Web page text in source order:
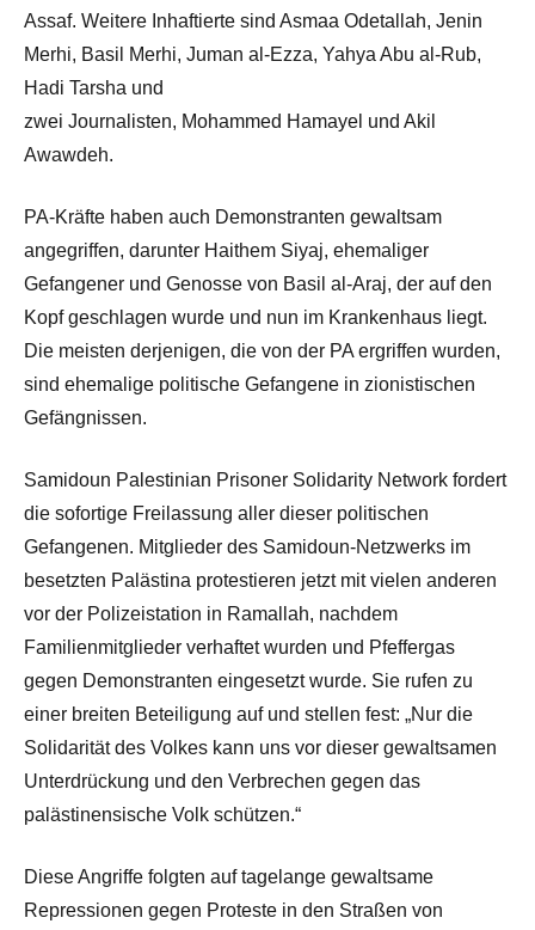
Assaf. Weitere Inhaftierte sind Asmaa Odetallah, Jenin
Merhi, Basil Merhi, Juman al-Ezza, Yahya Abu al-Rub,
Hadi Tarsha und
zwei Journalisten, Mohammed Hamayel und Akil
Awawdeh.
PA-Kräfte haben auch Demonstranten gewaltsam
angegriffen, darunter Haithem Siyaj, ehemaliger
Gefangener und Genosse von Basil al-Araj, der auf den
Kopf geschlagen wurde und nun im Krankenhaus liegt.
Die meisten derjenigen, die von der PA ergriffen wurden,
sind ehemalige politische Gefangene in zionistischen
Gefängnissen.
Samidoun Palestinian Prisoner Solidarity Network fordert
die sofortige Freilassung aller dieser politischen
Gefangenen. Mitglieder des Samidoun-Netzwerks im
besetzten Palästina protestieren jetzt mit vielen anderen
vor der Polizeistation in Ramallah, nachdem
Familienmitglieder verhaftet wurden und Pfeffergas
gegen Demonstranten eingesetzt wurde. Sie rufen zu
einer breiten Beteiligung auf und stellen fest: „Nur die
Solidarität des Volkes kann uns vor dieser gewaltsamen
Unterdrückung und den Verbrechen gegen das
palästinensische Volk schützen.“
Diese Angriffe folgten auf tagelange gewaltsame
Repressionen gegen Proteste in den Straßen von